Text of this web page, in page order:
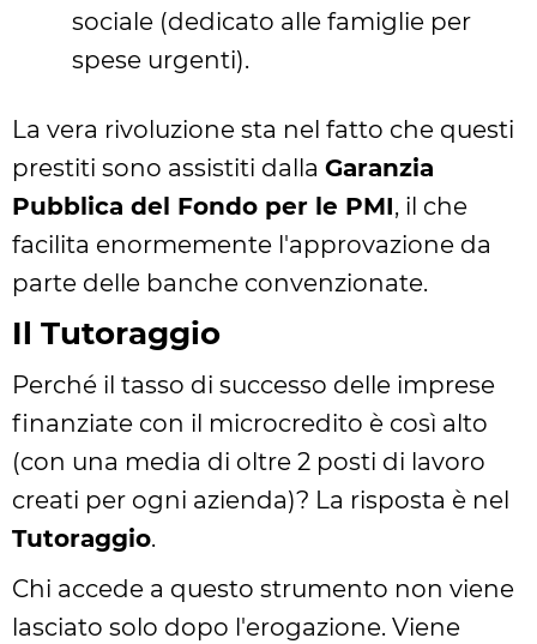
sociale (dedicato alle famiglie per
spese urgenti).
La vera rivoluzione sta nel fatto che questi
prestiti sono assistiti dalla Garanzia
Pubblica del Fondo per le PMI, il che
facilita enormemente l'approvazione da
parte delle banche convenzionate.
Il Tutoraggio
Perché il tasso di successo delle imprese
finanziate con il microcredito è così alto
(con una media di oltre 2 posti di lavoro
creati per ogni azienda)? La risposta è nel
Tutoraggio.
Chi accede a questo strumento non viene
lasciato solo dopo l'erogazione. Viene